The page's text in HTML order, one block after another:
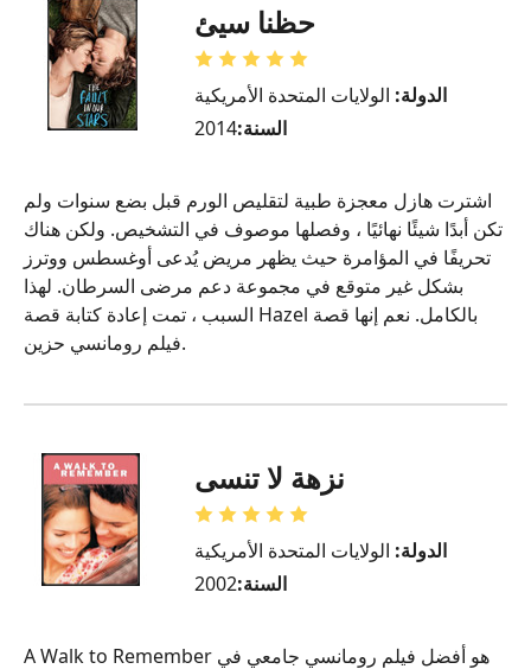
حظنا سيئ
الدولة: الولايات المتحدة الأمريكية
السنة:2014
اشترت هازل معجزة طبية لتقليص الورم قبل بضع سنوات ولم
تكن أبدًا شيئًا نهائيًا ، وفصلها موصوف في التشخيص. ولكن هناك
تحريفًا في المؤامرة حيث يظهر مريض يُدعى أوغسطس ووترز
بشكل غير متوقع في مجموعة دعم مرضى السرطان. لهذا
السبب ، تمت إعادة كتابة قصة Hazel بالكامل. نعم إنها قصة
فيلم رومانسي حزين.
نزهة لا تنسى
الدولة: الولايات المتحدة الأمريكية
السنة:2002
A Walk to Remember هو أفضل فيلم رومانسي جامعي في